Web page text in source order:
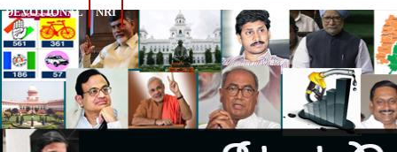
DEVOTIONAL NRI